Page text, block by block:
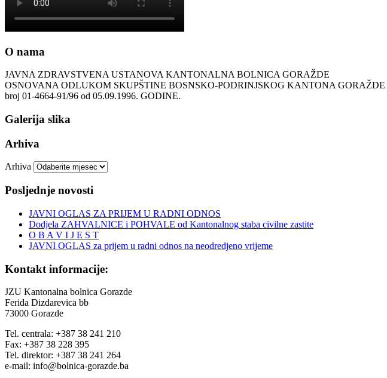
O nama
JAVNA ZDRAVSTVENA USTANOVA KANTONALNA BOLNICA GORAŽDE
OSNOVANA ODLUKOM SKUPŠTINE BOSNSKO-PODRINJSKOG KANTONA GORAŽDE
broj 01-4664-91/96 od 05.09.1996. GODINE.
Galerija slika
Arhiva
Arhiva
Posljednje novosti
JAVNI OGLAS ZA PRIJEM U RADNI ODNOS
Dodjela ZAHVALNICE i POHVALE od Kantonalnog staba civilne zastite
O B A V I J E S T
JAVNI OGLAS za prijem u radni odnos na neodredjeno vrijeme
Kontakt informacije:
JZU Kantonalna bolnica Gorazde
Ferida Dizdarevica bb
73000 Gorazde
Tel. centrala: +387 38 241 210
Fax: +387 38 228 395
Tel. direktor: +387 38 241 264
e-mail: info@bolnica-gorazde.ba